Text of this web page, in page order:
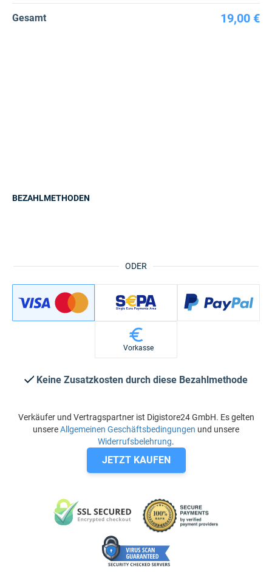
Gesamt 19,00 €
ODER
BEZAHLMETHODEN
Vorkasse
Keine Zusatzkosten durch diese Bezahlmethode
Verkäufer und Vertragspartner ist Digistore24 GmbH. Es gelten
unsereAllgemeinen Geschäftsbedingungen und unsere
Widerrufsbelehrung.
JETZT KAUFEN